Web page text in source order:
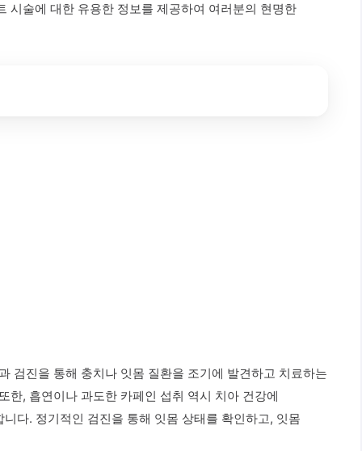
시술에 대한 유용한 정보를 제공하여 여러분의 현명한
검진을 통해 충치나 잇몸 질환을 조기에 발견하고 치료하는
한, 흡연이나 과도한 카페인 섭취 역시 치아 건강에
다. 정기적인 검진을 통해 잇몸 상태를 확인하고, 잇몸